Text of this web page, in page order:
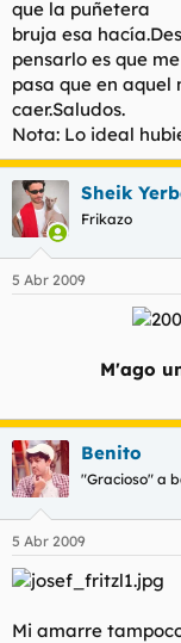
que la puñetera
bruja esa
pensarlo es que
pasa que en aquel
caer.Saludos.
Nota: Lo ideal
Sheik
Frikazo
5 Abr 2009
M'ago
Benito
"Gracioso" a
5 Abr 2009
Mi amarre